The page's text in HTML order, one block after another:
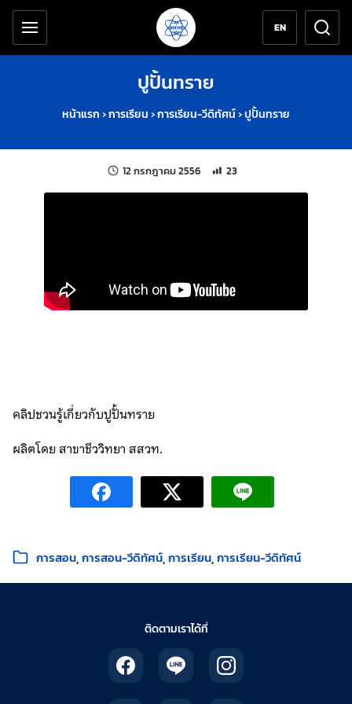
ข้ามไปยังเนื้อหาหลัก
เครื่องมือช่วยเหลือ
EN
ปูปั้นทราย
หน้าแรก›การเรียน›การเรียน-วีดิทัศน์›ปูปั้นทราย
12 กรกฎาคม 2556 แก้ไขล่าสุดเมื่อ:
จำนวนการเข้าชม 23 ครั้ง
23
คลิปชวนรู้เกี่ยวกับปูปั้นทราย
ผลิตโดย สาขาชีววิทยา สสวท.
หมวดหมู่:
การสอน การสอน-วีดิทัศน์ การเรียน การเรียน-วีดิทัศน์
ติดตามเราได้ที่